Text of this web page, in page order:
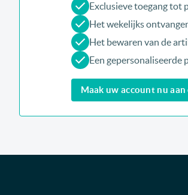
Exclusieve toegang tot
Het wekelijks
Het bewaren van de
Een gepersonaliseerde
Maak uw account nu